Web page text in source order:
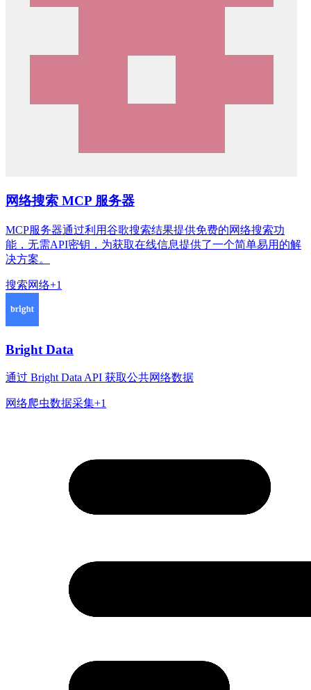
网络搜索 MCP 服务器
MCP服务器通过利用谷歌搜索结果提供免费的网络搜索功
能，无需API密钥，为获取在线信息提供了一个简单易用的解
决方案。
搜索网络+1
Bright Data
通过 Bright Data API 获取公共网络数据
网络爬虫数据采集+1